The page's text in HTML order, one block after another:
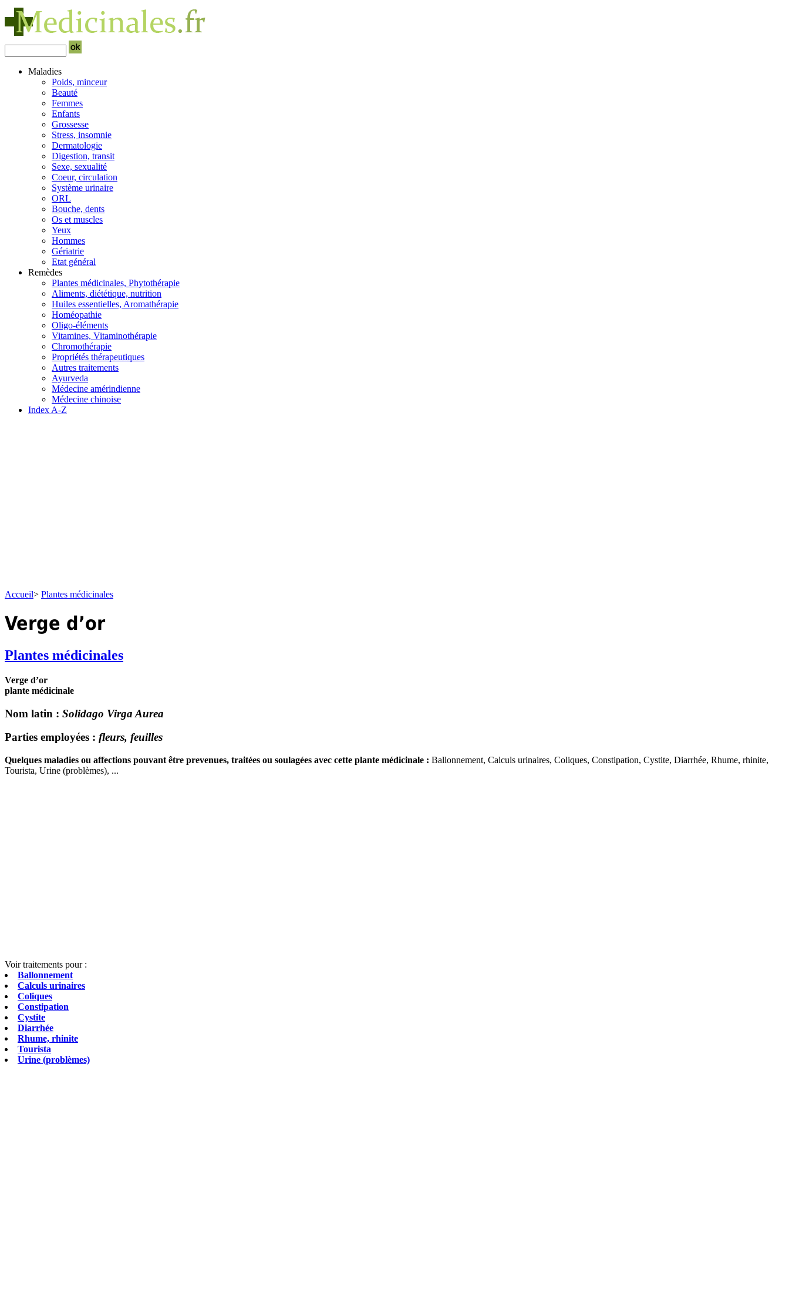
Maladies
Poids, minceur
Beauté
Femmes
Enfants
Grossesse
Stress, insomnie
Dermatologie
Digestion, transit
Sexe, sexualité
Coeur, circulation
Système urinaire
ORL
Bouche, dents
Os et muscles
Yeux
Hommes
Gériatrie
Etat général
Remèdes
Plantes médicinales, Phytothérapie
Aliments, diététique, nutrition
Huiles essentielles, Aromathérapie
Homéopathie
Oligo-éléments
Vitamines, Vitaminothérapie
Chromothérapie
Propriétés thérapeutiques
Autres traitements
Ayurveda
Médecine amérindienne
Médecine chinoise
Index A-Z
Accueil> Plantes médicinales
Verge d’or
Plantes médicinales
Verge d’or
plante médicinale
Nom latin : Solidago Virga Aurea
Parties employées : fleurs, feuilles
Quelques maladies ou affections pouvant être prevenues, traitées ou soulagées avec cette plante médicinale : Ballonnement, Calculs urinaires, Coliques, Constipation, Cystite, Diarrhée, Rhume, rhinite,
Tourista, Urine (problèmes), ...
Voir traitements pour :
Ballonnement
Calculs urinaires
Coliques
Constipation
Cystite
Diarrhée
Rhume, rhinite
Tourista
Urine (problèmes)